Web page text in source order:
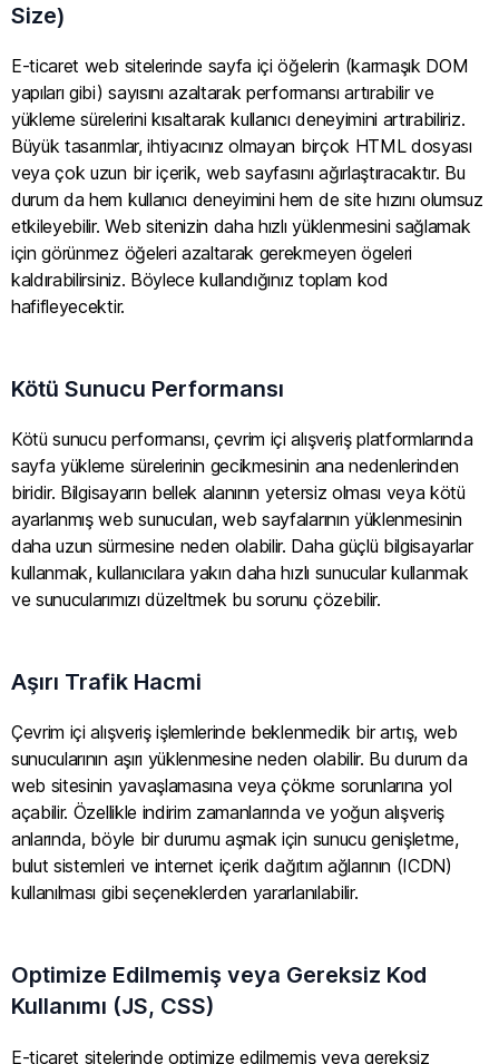
Size)
E-ticaret web sitelerinde sayfa içi öğelerin (karmaşık DOM
yapıları gibi) sayısını azaltarak performansı artırabilir ve
yükleme sürelerini kısaltarak kullanıcı deneyimini artırabiliriz.
Büyük tasarımlar, ihtiyacınız olmayan birçok HTML dosyası
veya çok uzun bir içerik, web sayfasını ağırlaştıracaktır. Bu
durum da hem kullanıcı deneyimini hem de site hızını olumsuz
etkileyebilir. Web sitenizin daha hızlı yüklenmesini sağlamak
için görünmez öğeleri azaltarak gerekmeyen ögeleri
kaldırabilirsiniz. Böylece kullandığınız toplam kod
hafifleyecektir.
Kötü Sunucu Performansı
Kötü sunucu performansı, çevrim içi alışveriş platformlarında
sayfa yükleme sürelerinin gecikmesinin ana nedenlerinden
biridir. Bilgisayarın bellek alanının yetersiz olması veya kötü
ayarlanmış web sunucuları, web sayfalarının yüklenmesinin
daha uzun sürmesine neden olabilir. Daha güçlü bilgisayarlar
kullanmak, kullanıcılara yakın daha hızlı sunucular kullanmak
ve sunucularımızı düzeltmek bu sorunu çözebilir.
Aşırı Trafik Hacmi
Çevrim içi alışveriş işlemlerinde beklenmedik bir artış, web
sunucularının aşırı yüklenmesine neden olabilir. Bu durum da
web sitesinin yavaşlamasına veya çökme sorunlarına yol
açabilir. Özellikle indirim zamanlarında ve yoğun alışveriş
anlarında, böyle bir durumu aşmak için sunucu genişletme,
bulut sistemleri ve internet içerik dağıtım ağlarının (ICDN)
kullanılması gibi seçeneklerden yararlanılabilir.
Optimize Edilmemiş veya Gereksiz Kod
Kullanımı (JS, CSS)
E-ticaret sitelerinde optimize edilmemiş veya gereksiz